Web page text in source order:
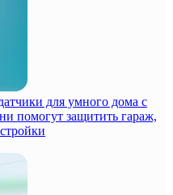
для умного дома с
помогут защитить гараж,